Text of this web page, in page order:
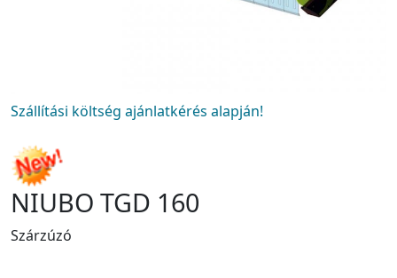
Szállítási költség ajánlatkérés alapján!
NIUBO TGD 160
Szárzúzó